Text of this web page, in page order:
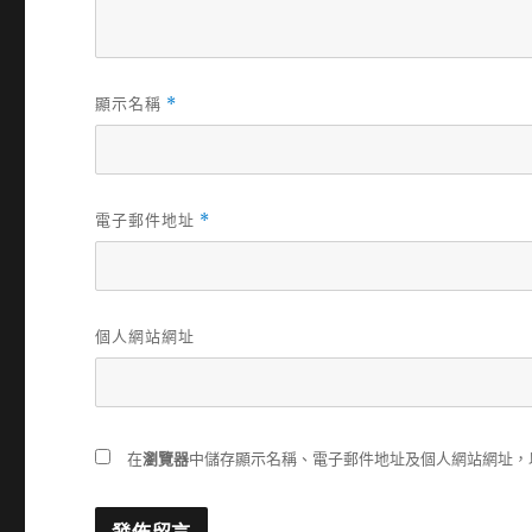
顯示名稱 *
電子郵件地址 *
個人網站網址
在瀏覽器中儲存顯示名稱、電子郵件地址及個人網站網址